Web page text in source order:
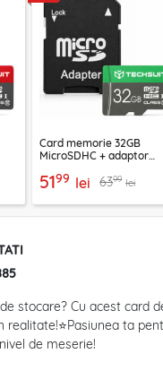
Card memorie 32GB
MicroSDHC + adaptor
5199 lei 6399 lei
stocare? Cu acest card
realitate!⭐Pasiunea ta
de meserie!